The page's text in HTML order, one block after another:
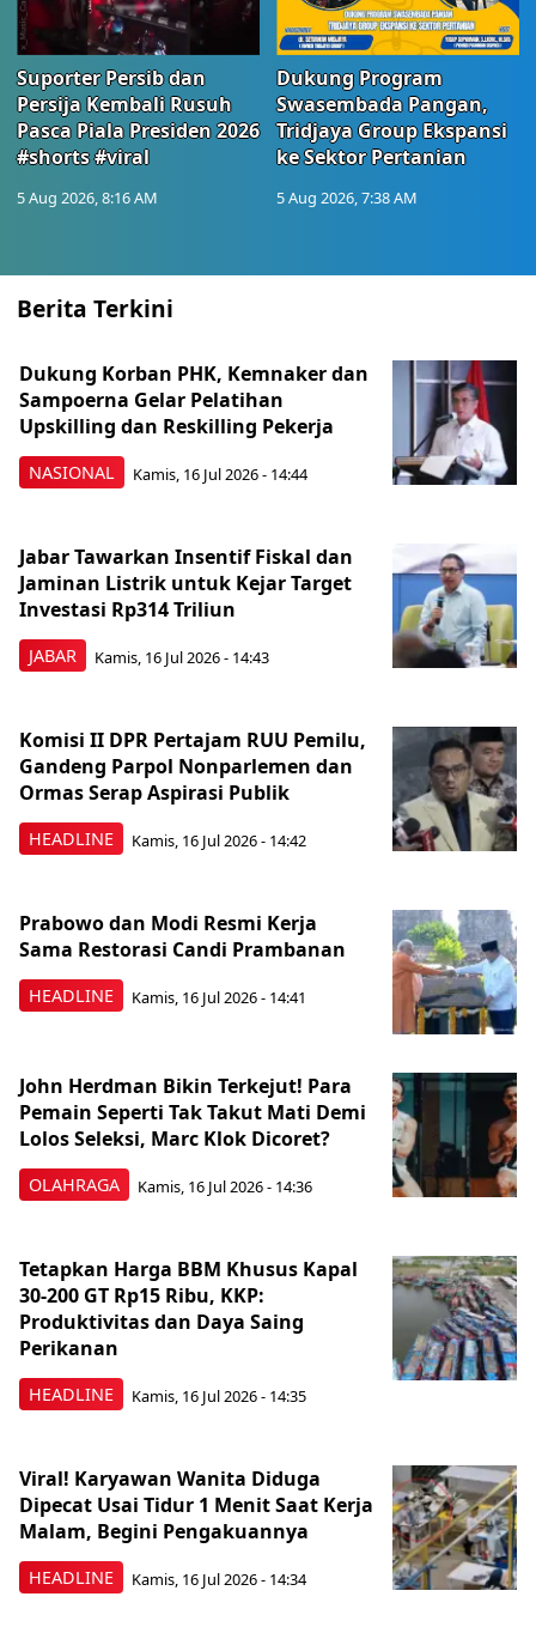
Suporter Persib dan
Persija Kembali Rusuh
Pasca Piala Presiden 2026
#shorts #viral
5 Aug 2026, 8:16 AM
Dukung Program
Swasembada Pangan,
Tridjaya Group Ekspansi
ke Sektor Pertanian
5 Aug 2026, 7:38 AM
Berita Terkini
NASIONAL
Dukung Korban PHK, Kemnaker dan
Sampoerna Gelar Pelatihan
Upskilling dan Reskilling Pekerja
Kamis, 16 Jul 2026 - 14:44
JABAR
Jabar Tawarkan Insentif Fiskal dan
Jaminan Listrik untuk Kejar Target
Investasi Rp314 Triliun
Kamis, 16 Jul 2026 - 14:43
HEADLINE
Komisi II DPR Pertajam RUU Pemilu,
Gandeng Parpol Nonparlemen dan
Ormas Serap Aspirasi Publik
Kamis, 16 Jul 2026 - 14:42
HEADLINE
Prabowo dan Modi Resmi Kerja
Sama Restorasi Candi Prambanan
Kamis, 16 Jul 2026 - 14:41
OLAHRAGA
John Herdman Bikin Terkejut! Para
Pemain Seperti Tak Takut Mati Demi
Lolos Seleksi, Marc Klok Dicoret?
Kamis, 16 Jul 2026 - 14:36
HEADLINE
Tetapkan Harga BBM Khusus Kapal
30-200 GT Rp15 Ribu, KKP:
Produktivitas dan Daya Saing
Perikanan
Kamis, 16 Jul 2026 - 14:35
HEADLINE
Viral! Karyawan Wanita Diduga
Dipecat Usai Tidur 1 Menit Saat Kerja
Malam, Begini Pengakuannya
Kamis, 16 Jul 2026 - 14:34